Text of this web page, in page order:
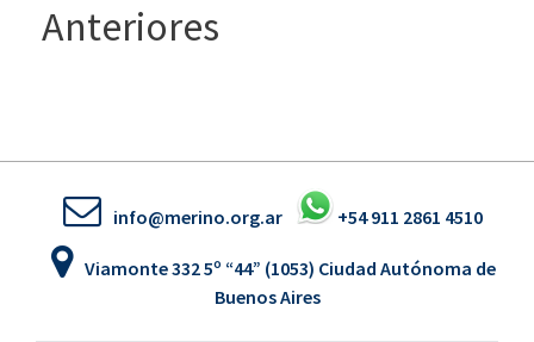
Anteriores
info@merino.org.ar +54 911 2861 4510
Viamonte 332 5º “44” (1053) Ciudad Autónoma de
Buenos Aires